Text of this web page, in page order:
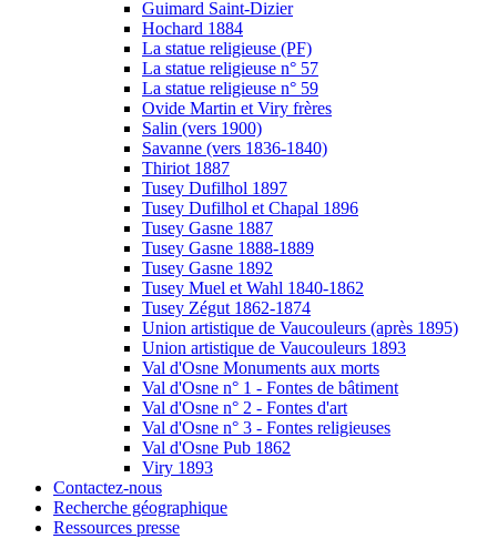
Guimard Saint-Dizier
Hochard 1884
La statue religieuse (PF)
La statue religieuse n° 57
La statue religieuse n° 59
Ovide Martin et Viry frères
Salin (vers 1900)
Savanne (vers 1836-1840)
Thiriot 1887
Tusey Dufilhol 1897
Tusey Dufilhol et Chapal 1896
Tusey Gasne 1887
Tusey Gasne 1888-1889
Tusey Gasne 1892
Tusey Muel et Wahl 1840-1862
Tusey Zégut 1862-1874
Union artistique de Vaucouleurs (après 1895)
Union artistique de Vaucouleurs 1893
Val d'Osne Monuments aux morts
Val d'Osne n° 1 - Fontes de bâtiment
Val d'Osne n° 2 - Fontes d'art
Val d'Osne n° 3 - Fontes religieuses
Val d'Osne Pub 1862
Viry 1893
Contactez-nous
Recherche géographique
Ressources presse